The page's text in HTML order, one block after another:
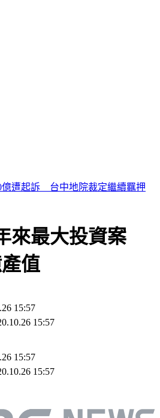
神秘漩渦恐是干擾GPS、通訊關鍵
來最大投資案
值
15:57
15:57
15:57
15:57